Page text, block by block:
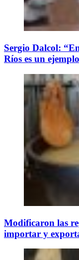
Sergio Dalcol:
Ríos es un
Modificaron las
importar y